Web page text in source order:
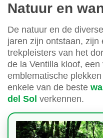
Natuur en
De natuur en de
jaren zijn ontstaan, zijn
trekpleisters van het
de la Ventilla kloof,
emblematische
enkele van de beste
del Sol verkennen.